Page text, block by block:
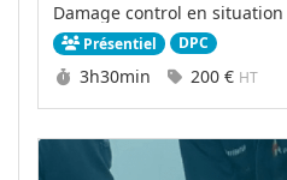
Damage control en situation
Présentiel DPC
Durée :
3h30min Prix :
200 € HT